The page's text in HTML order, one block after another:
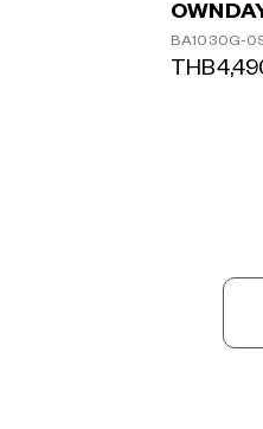
BA1030G-